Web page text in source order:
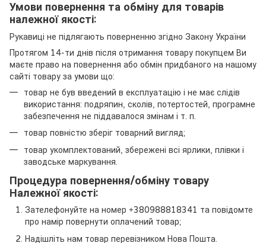
Умови повернення та обміну для товарів
належної якості:
Рукавиці не підлягають поверненню згідно Закону України
Протягом 14-ти днів після отримання товару покупцем Ви
маєте право на повернення або обмін придбаного на нашому
сайті товару за умови що:
товар не був введений в експлуатацію і не має слідів
використання: подряпин, сколів, потертостей, програмне
забезпечення не піддавалося змінам і т. п.
товар повністю зберіг товарний вигляд;
товар укомплектований, збережені всі ярлики, плівки і
заводське маркування.
Процедура повернення/обміну товару
Належної якості:
Зателефонуйте на номер +380988818341 та повідомте
про намір повернути оплачений товар;
Надішліть нам товар перевізником Нова Пошта.